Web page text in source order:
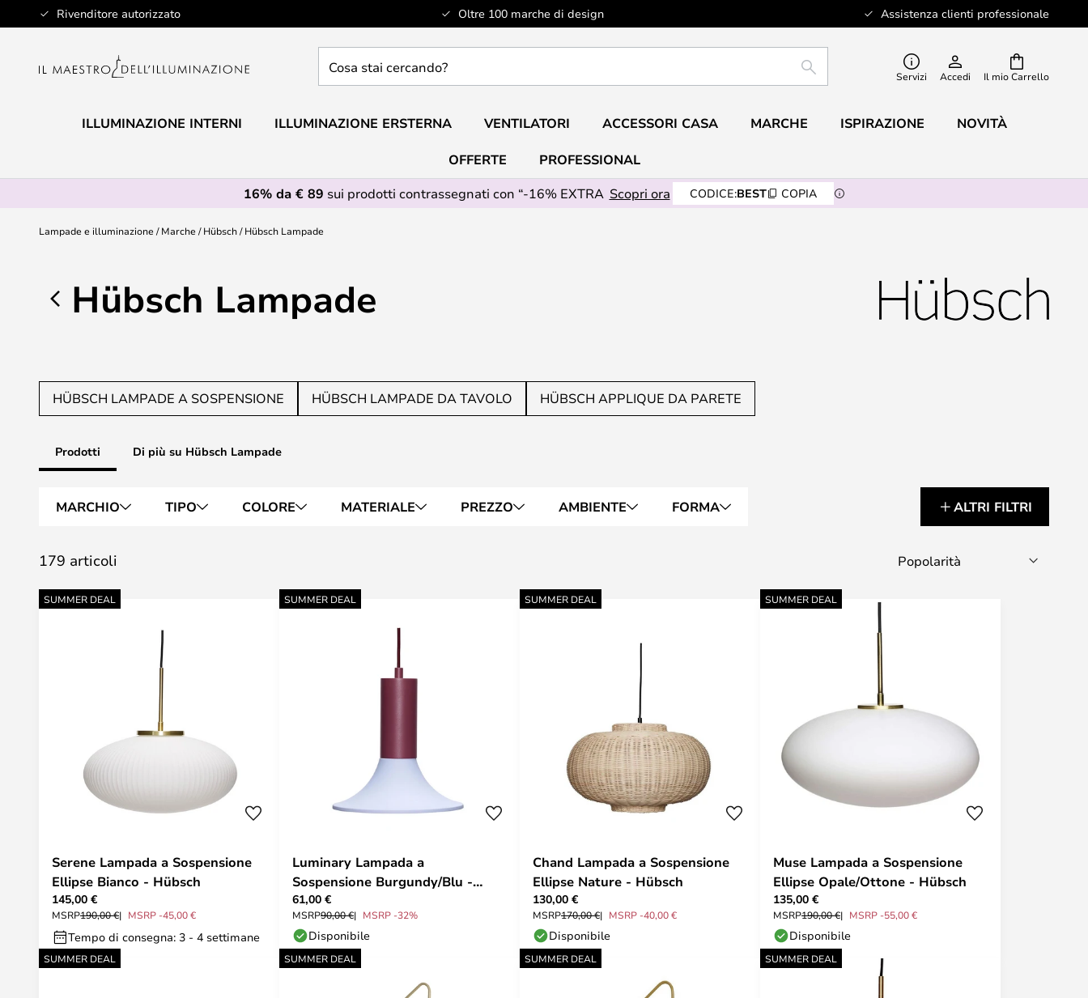
Rivenditore autorizzato Oltre 100 marche di design Assistenza clienti professionale
Salta
al
Il mio Carrello
stai
RICERCA Servizi Accedi
ILLUMINAZIONE INTERNI ILLUMINAZIONE ERSTERNA VENTILATORI ACCESSORI CASA MARCHE ISPIRAZIONE NOVITÀ
OFFERTE
PROFESSIONAL
16% da € 89 sui prodotti contrassegnati con “-16% EXTRA Scopri ora CODICE:BEST COPIA
Lampade e illuminazione Marche Hübsch Hübsch Lampade
Hübsch Lampade
HÜBSCH LAMPADE A SOSPENSIONE HÜBSCH LAMPADE DA TAVOLO HÜBSCH APPLIQUE DA PARETE
Prodotti Di più su Hübsch Lampade
MARCHIO TIPO COLORE MATERIALE PREZZO AMBIENTE FORMA ALTRI FILTRI
179 articoli
SUMMER DEAL
Serene Lampada a Sospensione
Ellipse Bianco - Hübsch
145,00 €
MSRP190,00 € MSRP -45,00 €
Tempo di consegna: 3 - 4 settimane
SUMMER DEAL
Luminary Lampada a
Sospensione Burgundy/Blu -
Hübsch
61,00 €
MSRP90,00 € MSRP -32%
Disponibile
SUMMER DEAL
Chand Lampada a Sospensione
Ellipse Nature - Hübsch
130,00 €
MSRP170,00 € MSRP -40,00 €
Disponibile
SUMMER DEAL
Muse Lampada a Sospensione
Ellipse Opale/Ottone - Hübsch
135,00 €
MSRP190,00 € MSRP -55,00 €
Disponibile
SUMMER DEAL SUMMER DEAL SUMMER DEAL SUMMER DEAL